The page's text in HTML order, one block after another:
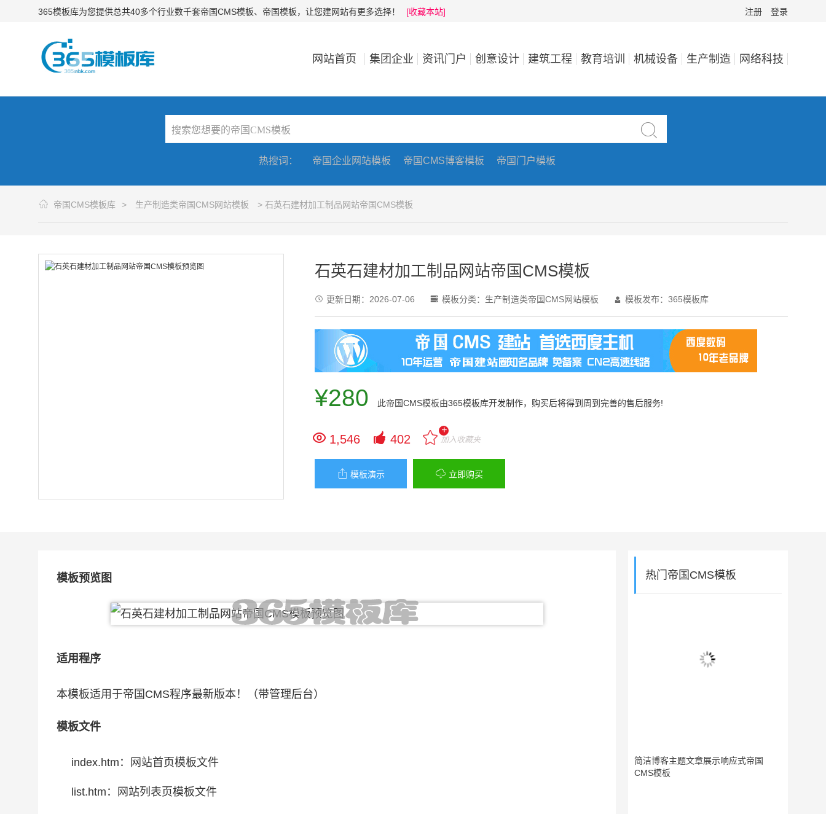
365模板库为您提供总共40多个行业数千套帝国CMS模板、帝国模板，让您建网站有更多选择！ [收藏本站] 注册 登录
网站首页 集团企业 资讯门户 创意设计 建筑工程 教育培训 机械设备 生产制造 网络科技

热搜词： 帝国企业网站模板 帝国CMS博客模板 帝国门户模板
帝国CMS模板库 > 生产制造类帝国CMS网站模板 > 石英石建材加工制品网站帝国CMS模板
石英石建材加工制品网站帝国CMS模板
 更新日期： 2026-07-06  模板分类： 生产制造类帝国CMS网站模板  模板发布：365模板库
¥280 此帝国CMS模板由365模板库开发制作，购买后将得到周到完善的售后服务!
 1,546  402
+
加入收藏夹
 模板演示  立即购买
模板预览图
适用程序
本模板适用于帝国CMS程序最新版本！（带管理后台）
模板文件
index.htm：网站首页模板文件
list.htm：网站列表页模板文件
热门帝国CMS模板
简洁博客主题文章展示响应式帝国
CMS模板